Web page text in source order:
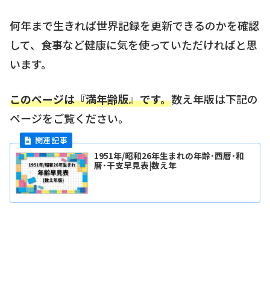
何年まで生きれば世界記録を更新できるのかを確認
して、食事など健康に気を使っていただければと思
います。
このページは『満年齢版』です。数え年版は下記の
ページをご覧ください。
1951年/昭和26年生まれの年齢･西暦･和
暦･干支早見表|数え年